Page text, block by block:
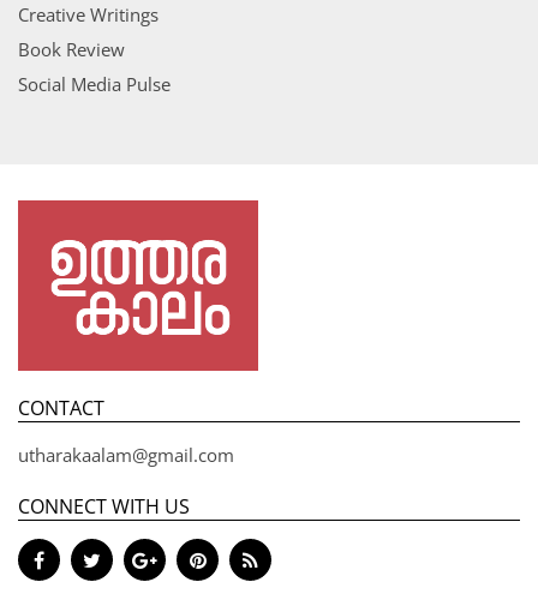
Creative Writings
Book Review
Social Media Pulse
CONTACT
utharakaalam@gmail.com
CONNECT WITH US